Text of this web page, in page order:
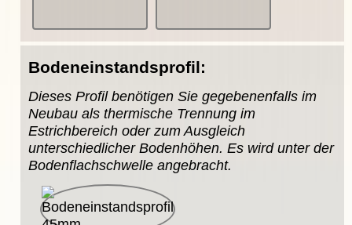
Bodeneinstandsprofil:
Dieses Profil benötigen Sie gegebenenfalls im
Neubau als thermische Trennung im
Estrichbereich oder zum Ausgleich
unterschiedlicher Bodenhöhen. Es wird unter der
Bodenflachschwelle angebracht.